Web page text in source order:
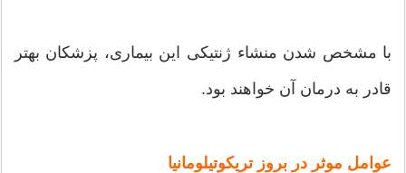
با مشخص شدن منشاء ژنتیکى این بیمارى، پزشکان بهتر
قادر به درمان آن خواهند بود.
عوامل موثر در بروز تریکوتیلومانیا